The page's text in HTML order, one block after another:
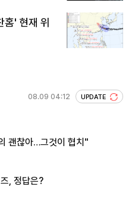
' 현재 위
08.09 04:12 UPDATE
괜찮아…그것이 협치"
, 정답은?